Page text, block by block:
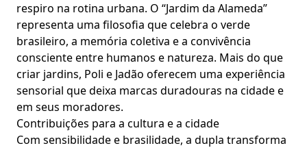
respiro na rotina urbana. O “Jardim da Alameda”
representa uma filosofia que celebra o verde
brasileiro, a memória coletiva e a convivência
consciente entre humanos e natureza. Mais do que
criar jardins, Poli e Jadão oferecem uma experiência
sensorial que deixa marcas duradouras na cidade e
em seus moradores.
Contribuições para a cultura e a cidade
Com sensibilidade e brasilidade, a dupla transforma